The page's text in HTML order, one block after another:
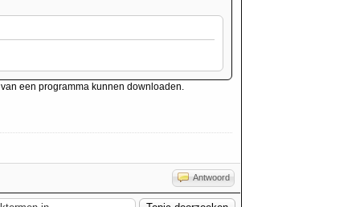
een programma kunnen downloaden.
Antwoord